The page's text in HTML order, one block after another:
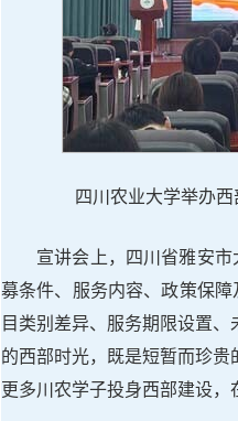
四川农业大学举办
宣讲会上，四川省雅安
募条件、服务内容、政策保
目类别差异、服务期限设置
的西部时光，既是短暂而珍
更多川农学子投身西部建设，